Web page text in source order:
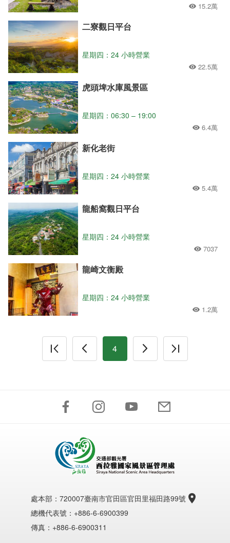
15.2萬
二寮觀日平台
星期四：24 小時營業
22.5萬
虎頭埤水庫風景區
星期四：06:30 – 19:00
6.4萬
新化老街
星期四：24 小時營業
5.4萬
龍船窩觀日平台
星期四：24 小時營業
7037
龍崎文衡殿
星期四：24 小時營業
1.2萬
4
處本部： 720007臺南市官田區官田里福田路99號
總機代表號：+886-6-6900399
傳真：+886-6-6900311